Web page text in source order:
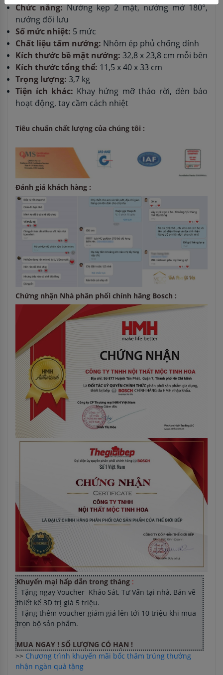
Chức năng:Nướng kẹp 2 mặt, nướng mở 180°,
nướng đối lưu
Số mức nhiệt: 5 mức
Chất liệu tấm nướng: Nhôm ép phủ chống dính
Kích thước bề mặt nướng: 32,8 x 23,8 cm mỗi bên
Kích thước tổng thể: 11,5 x 40 x 33 cm
Trọng lượng: 3,7 kg
Tiện ích khác: Khay hứng mỡ tháo rời, đèn báo
hoạt động, tay cầm cách nhiệt
Tiêu chuẩn chất lượng của chúng tôi :
Đánh giá khách hàng :
Chứng nhận Nhà phân phối chính hãng Bosch :
Khuyến mại hấp dẫn trong tháng :
- Tặng ngay Voucher Khảo Sát, Tư Vấn tại nhà, Bản vẽ
thiết kế 3D trị giá 5 triệu.
- Tặng thêm voucher giảm giá lên tới 10 triệu khi mua
trọn bộ sản phẩm.
MUA NGAY ! SỐ LƯỢNG CÓ HẠN !
>> Chương trình khuyến mãi bốc thăm trúng thưởng
nhận ngàn quà tặng